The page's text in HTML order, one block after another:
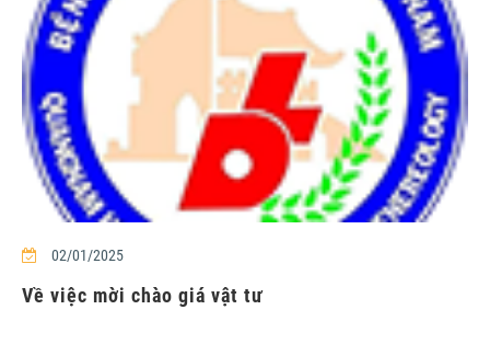
02/01/2025
Về việc mời chào giá vật tư